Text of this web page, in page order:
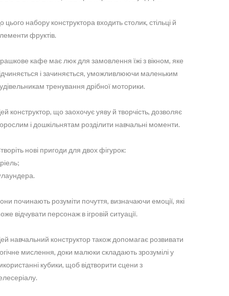
цього набору конструктора входить столик, стільці й
фруктів.
кафе має люк для замовлення їжі з вікном, яке
і зачиняється, уможливлюючи маленьким
тренування дрібної моторики.
конструктор, що заохочує уяву й творчість, дозволяє
і дошкільнятам розділити навчальні моменти.
нові пригоди для двох фігурок:
починають розуміти почуття, визначаючи емоції, які
відчувати персонаж в ігровій ситуації.
навчальний конструктор також допомагає розвивати
мислення, доки малюки складають зрозумілі у
кубики, щоб відтворити сцени з